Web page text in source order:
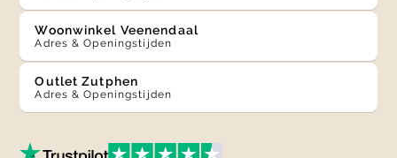
Woonwinkel Veenendaal
Adres & Openingstijden
Outlet Zutphen
Adres & Openingstijden